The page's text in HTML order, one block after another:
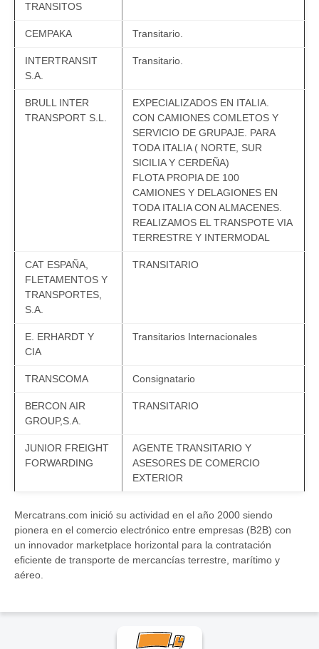
TRANSITOS
CEMPAKA Transitario.
INTERTRANSIT
S.A.
Transitario.
BRULL INTER
TRANSPORT S.L.
EXPECIALIZADOS EN ITALIA.
CON CAMIONES COMLETOS Y
SERVICIO DE GRUPAJE. PARA
TODA ITALIA ( NORTE, SUR
SICILIA Y CERDEÑA)
FLOTA PROPIA DE 100
CAMIONES Y DELAGIONES EN
TODA ITALIA CON ALMACENES.
REALIZAMOS EL TRANSPOTE VIA
TERRESTRE Y INTERMODAL
CAT ESPAÑA,
FLETAMENTOS Y
TRANSPORTES,
S.A.
TRANSITARIO
E. ERHARDT Y
CIA
Transitarios Internacionales
TRANSCOMA Consignatario
BERCON AIR
GROUP,S.A.
TRANSITARIO
JUNIOR FREIGHT
FORWARDING
AGENTE TRANSITARIO Y
ASESORES DE COMERCIO
EXTERIOR
Mercatrans.com inició su actividad en el año 2000 siendo
pionera en el comercio electrónico entre empresas (B2B) con
un innovador marketplace horizontal para la contratación
eficiente de transporte de mercancías terrestre, marítimo y
aéreo.